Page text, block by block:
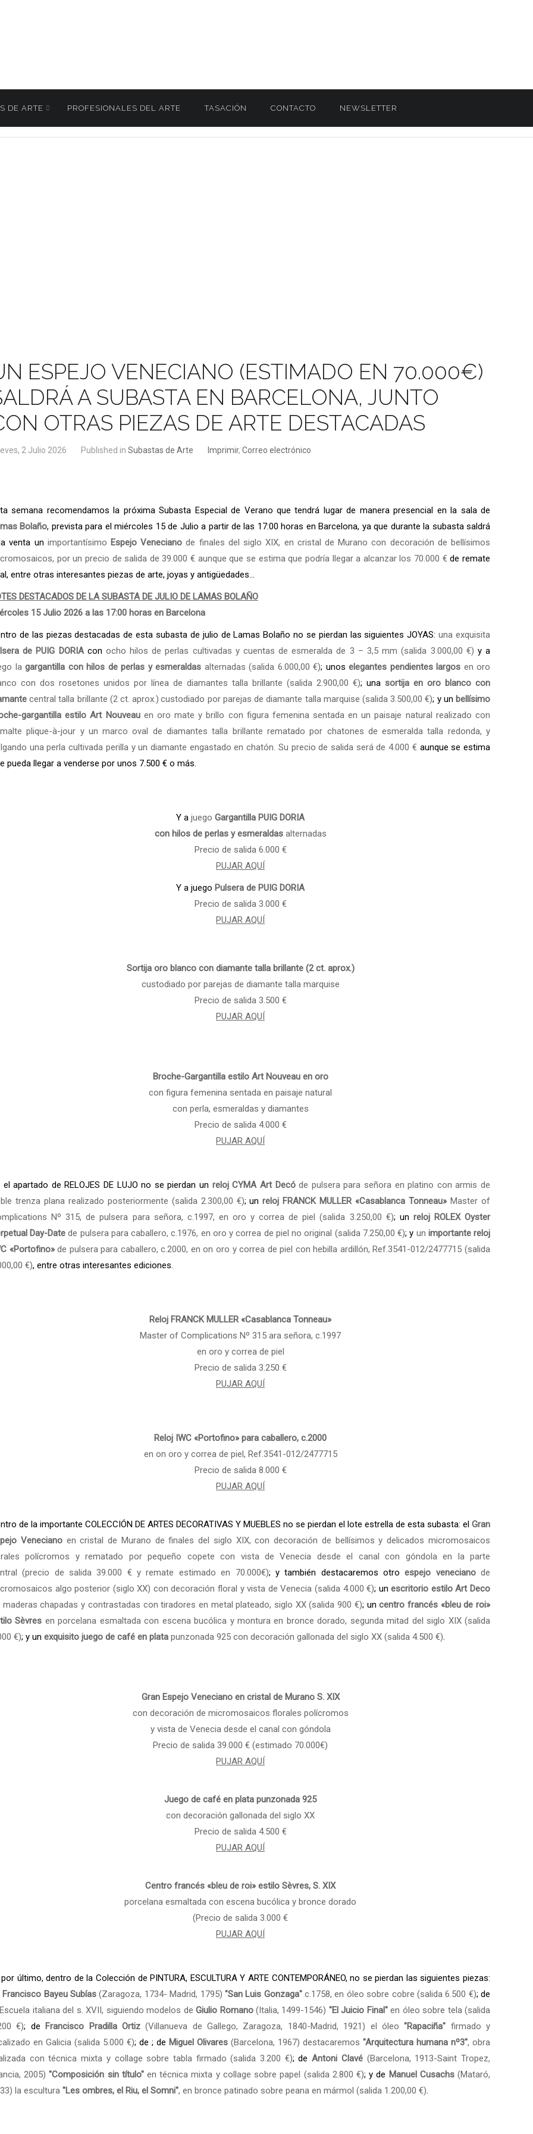
DE ARTE PROFESIONALES DEL ARTE TASACIÓN CONTACTO
NEWSLETTER
ESPEJO VENECIANO (ESTIMADO EN 70.000€)
A SUBASTA EN BARCELONA, JUNTO
OTRAS PIEZAS DE ARTE DESTACADAS
2 Julio 2026 Published in Subastas de Arte Imprimir, Correo electrónico
semana recomendamos la próxima Subasta Especial de Verano que tendrá lugar de manera presencial en la sala de
Bolaño, prevista para el miércoles 15 de Julio a partir de las 17:00 horas en Barcelona, ya que durante la subasta saldrá
venta un importantísimo Espejo Veneciano de finales del siglo XIX, en cristal de Murano con decoración de bellísimos
por un precio de salida de 39.000 € aunque que se estima que podría llegar a alcanzar los 70.000 €de remate
entre otras interesantes piezas de arte, joyas y antigüedades...
DESTACADOS DE LA SUBASTA DE JULIO DE LAMAS BOLAÑO
15 Julio 2026 a las 17:00 horas en Barcelona
de las piezas destacadas de esta subasta de julio de Lamas Bolaño no se pierdan las siguientes JOYAS:una exquisita
de PUIG DORIAcon ocho hilos de perlas cultivadas y cuentas de esmeralda de 3 – 3,5 mm (salida 3.000,00 €) y a
la gargantilla con hilos de perlas y esmeraldas alternadas (salida 6.000,00 €); unos elegantes pendientes largos en oro
con dos rosetones unidos por línea de diamantes talla brillante (salida 2.900,00 €); una sortija en oro blanco con
central talla brillante (2 ct. aprox.) custodiado por parejas de diamante talla marquise (salida 3.500,00 €); y un bellísimo
gargantilla estilo Art Nouveauen oro mate y brillo con figura femenina sentada en un paisaje natural realizado con
plique-à-jour y un marco oval de diamantes talla brillante rematado por chatones de esmeralda talla redonda, y
una perla cultivada perilla y un diamante engastado en chatón. Su precio de salida será de 4.000 €aunque se estima
pueda llegar a venderse por unos 7.500 € o más.
Y a juego Gargantilla PUIG DORIA
con hilos de perlas y esmeraldasalternadas
Precio de salida 6.000 €
PUJAR AQUÍ
Y a juego Pulsera de PUIG DORIA
Precio de salida 3.000 €
PUJAR AQUÍ
Sortija oro blanco con diamante talla brillante (2 ct. aprox.)
custodiado por parejas de diamante talla marquise
Precio de salida 3.500 €
PUJAR AQUÍ
Broche-Gargantilla estilo Art Nouveau en oro
con figura femenina sentada en paisaje natural
con perla, esmeraldas y diamantes
Precio de salida 4.000 €
PUJAR AQUÍ
el apartado de RELOJES DE LUJO no se pierdan un reloj CYMA Art Decóde pulsera para señora en platino con armis de
trenza plana realizado posteriormente (salida 2.300,00 €); unreloj FRANCK MULLER «Casablanca Tonneau» Master of
Nº 315, de pulsera para señora, c.1997, en oro y correa de piel (salida 3.250,00 €); un reloj ROLEX Oyster
Day-Date de pulsera para caballero, c.1976, en oro y correa de piel no original (salida 7.250,00 €); y un importante reloj
«Portofino»de pulsera para caballero, c.2000, en on oro y correa de piel con hebilla ardillón, Ref.3541-012/2477715 (salida
€), entre otras interesantes ediciones.
Reloj FRANCK MULLER «Casablanca Tonneau»
Master of Complications Nº 315 ara señora, c.1997
en oro y correa de piel
Precio de salida 3.250 €
PUJAR AQUÍ
Reloj IWC «Portofino» para caballero, c.2000
en on oro y correa de piel, Ref.3541-012/2477715
Precio de salida 8.000 €
PUJAR AQUÍ
de la importante COLECCIÓN DE ARTES DECORATIVAS Y MUEBLES no se pierdan el lote estrella de esta subasta: el Gran
Venecianoen cristal de Murano de finales del siglo XIX, con decoración de bellísimos y delicados micromosaicos
polícromos y rematado por pequeño copete con vista de Venecia desde el canal con góndola en la parte
(precio de salida 39.000 € y remate estimado en 70.000€); y también destacaremos otroespejo venecianode
algo posterior (siglo XX) con decoración floral y vista de Venecia (salida 4.000 €); unescritorio estilo Art Deco
maderas chapadas y contrastadas con tiradores en metal plateado, siglo XX (salida 900 €); uncentro francés «bleu de roi»
Sèvres en porcelana esmaltada con escena bucólica y montura en bronce dorado, segunda mitad del siglo XIX (salida
€); y un exquisito juego de café en plata punzonada 925 con decoración gallonada del siglo XX (salida 4.500 €).
Gran Espejo Veneciano en cristal de Murano S. XIX
con decoración de micromosaicos florales polícromos
y vista de Venecia desde el canal con góndola
Precio de salida 39.000 € (estimado 70.000€)
PUJAR AQUÍ
Juego de café en plata punzonada 925
con decoración gallonada del siglo XX
Precio de salida 4.500 €
PUJAR AQUÍ
Centro francés «bleu de roi» estilo Sèvres, S. XIX
porcelana esmaltada con escena bucólica y bronce dorado
(Precio de salida 3.000 €
PUJAR AQUÍ
último, dentro de la Colección de PINTURA, ESCULTURA Y ARTE CONTEMPORÁNEO, no se pierdan las siguientes piezas:
Francisco Bayeu Subías (Zaragoza, 1734- Madrid, 1795) "San Luis Gonzaga"c.1758, en óleo sobre cobre (salida 6.500 €); de
Escuela italiana del s. XVII, siguiendo modelos deGiulio Romano(Italia, 1499-1546) "El Juicio Final"en óleo sobre tela (salida
€); de Francisco Pradilla Ortiz(Villanueva de Gallego, Zaragoza, 1840-Madrid, 1921) el óleo"Rapaciña" firmado y
en Galicia (salida 5.000 €); de ; de Miguel Olivares (Barcelona, 1967) destacaremos "Arquitectura humana nº3", obra
con técnica mixta y collage sobre tabla firmado (salida 3.200 €); deAntoni Clavé(Barcelona, 1913-Saint Tropez,
2005)"Composición sin título"en técnica mixta y collage sobre papel (salida 2.800 €); y de Manuel Cusachs(Mataró,
la escultura "Les ombres, el Riu, el Somni", en bronce patinado sobre peana en mármol (salida 1.200,00 €).